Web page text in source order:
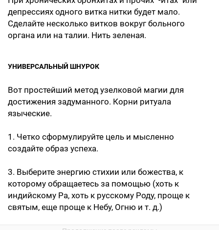
депрессиях одного витка нитки будет мало.
Сделайте несколько витков вокруг больного
органа или на талии. Нить зеленая.
УНИВЕРСАЛЬНЫЙ ШНУРОК
Вот простейший метод узелковой магии для
достижения задуманного. Корни ритуала
языческие.
1. Четко сформулируйте цель и мысленно
создайте образ успеха.
3. Выберите энергию стихии или божества, к
которому обращаетесь за помощью (хоть к
индийскому Ра, хоть к русскому Роду, проще к
святым, еще проще к Небу, Огню и т. д.)